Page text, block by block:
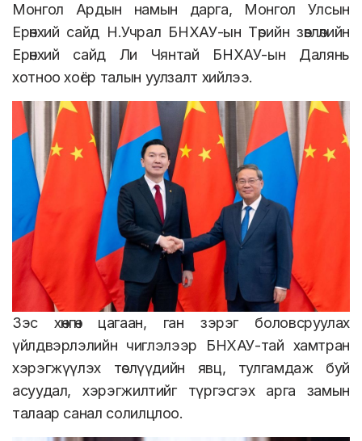
Монгол Ардын намын дарга, Монгол Улсын
Ерөнхий сайд Н.Учрал БНХАУ-ын Төрийн зөвлөлийн
Ерөнхий сайд Ли Чянтай БНХАУ-ын Далянь
хотноо хоёр талын уулзалт хийлээ.
Зэс хөнгөн цагаан, ган зэрэг боловсруулах
үйлдвэрлэлийн чиглэлээр БНХАУ-тай хамтран
хэрэгжүүлэх төслүүдийн явц, тулгамдаж буй
асуудал, хэрэгжилтийг түргэсгэх арга замын
талаар санал солилцлоо.